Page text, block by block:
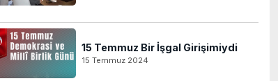
15 Temmuz Bir İşgal Girişimiydi
15 Temmuz 2024